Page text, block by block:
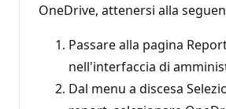
OneDrive, attenersi alla
Passare alla pagina
nell'interfaccia di
Dal menu a discesa